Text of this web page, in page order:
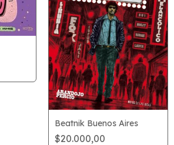
Beatnik Buenos Aires
$20.000,00